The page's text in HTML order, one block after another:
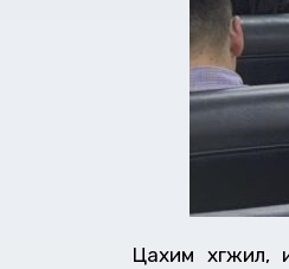
Цахим